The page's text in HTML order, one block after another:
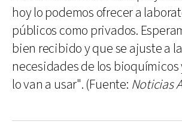
hoy lo podemos ofrecer a
públicos como privados.
bien recibido y que se ajuste a
necesidades de los
lo van a usar". (Fuente: Noticias